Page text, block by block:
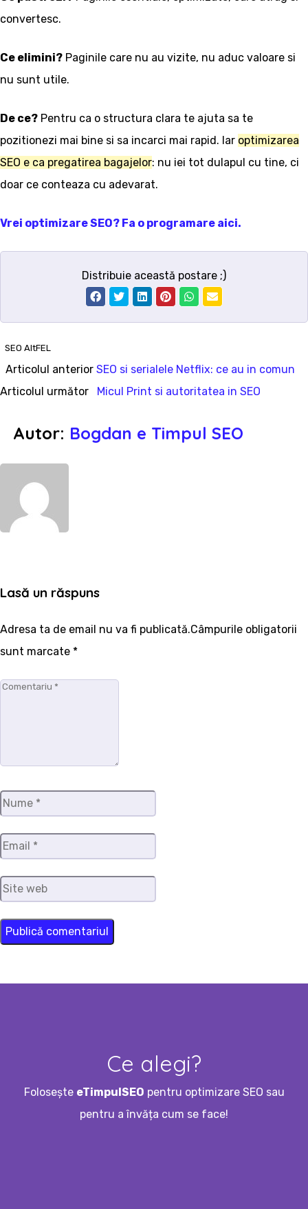
convertesc.
Ce elimini? Paginile care nu au vizite, nu aduc valoare si
nu sunt utile.
De ce? Pentru ca o structura clara te ajuta sa te
pozitionezi mai bine si sa incarci mai rapid. Iar optimizarea
SEO e ca pregatirea bagajelor: nu iei tot dulapul cu tine, ci
doar ce conteaza cu adevarat.
Vrei optimizare SEO? Fa o programare aici.
Distribuie această postare ;)
SEO AltFEL
Navigare
articole
Articolul anterior Articolul
anterior:
SEO si serialele Netflix: ce au in comun
Articolul următor
Articolul
Micul Print si autoritatea in SEO
Autor: Bogdan e Timpul SEO
Lasă un răspuns
Adresa ta de email nu va fi publicată.Câmpurile obligatorii
sunt marcate *
Comentariu
Nume
Email
Site
Ce alegi?
Folosește eTimpulSEO pentru optimizare SEO sau
pentru a învăța cum se face!